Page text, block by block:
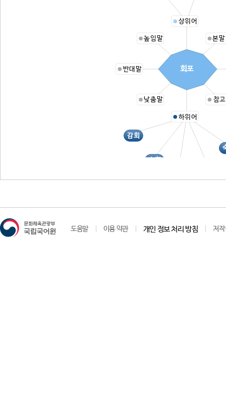
상위어
본
참
소회
숙원
감회
하위어
낮춤말
반대말
높임말
회포
도움말 이용 약관 개인 정보 처리 방침 저